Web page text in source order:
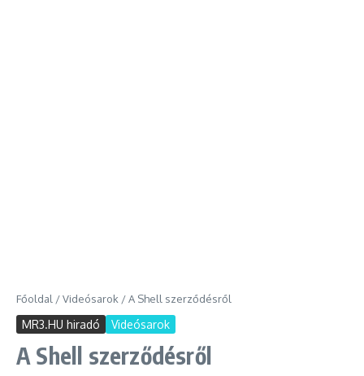
Főoldal /Videósarok /A Shell szerződésről
MR3.HU hiradó Videósarok
A Shell szerződésről